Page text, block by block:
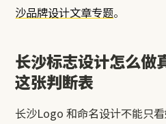
沙品牌设计文章专题。
长沙标志设计怎么做
这张判断表
长沙Logo 和命名设计不能只